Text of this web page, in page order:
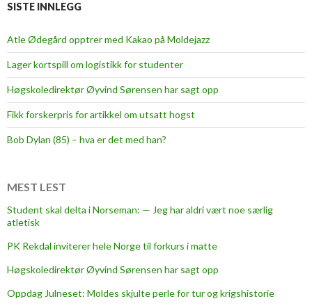
t
a
y
?
T
h
o
t
h
i
SISTE INNLEGG
Atle Ødegård opptrer med Kakao på Moldejazz
Lager kortspill om logistikk for studenter
Høgskoledirektør Øyvind Sørensen har sagt opp
Fikk forskerpris for artikkel om utsatt hogst
Bob Dylan (85) – hva er det med han?
MEST LEST
Student skal delta i Norseman: — Jeg har aldri vært noe særlig
atletisk
PK Rekdal inviterer hele Norge til forkurs i matte
Høgskoledirektør Øyvind Sørensen har sagt opp
Oppdag Julneset: Moldes skjulte perle for tur og krigshistorie